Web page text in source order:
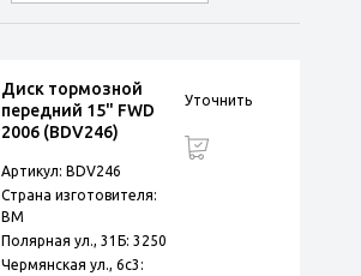
Диск тормозной
передний 15" FWD
2006 (BDV246)
Артикул: BDV246
Страна изготовителя:
BM
Полярная ул., 31Б: 3250
Чермянская ул., 6с3:
Уточнить